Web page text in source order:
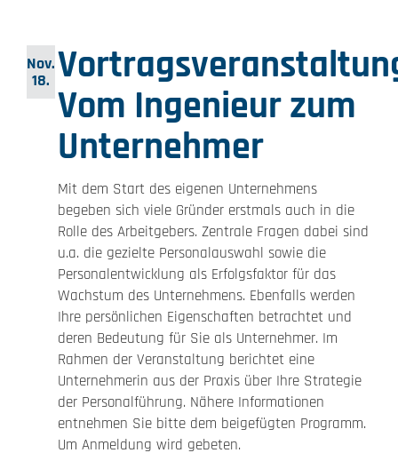
Nov.
18.
Vom Ingenieur zum
Unternehmer
Mit dem Start des eigenen Unternehmens
begeben sich viele Gründer erstmals auch in die
Rolle des Arbeitgebers. Zentrale Fragen dabei sind
u.a. die gezielte Personalauswahl sowie die
Personalentwicklung als Erfolgsfaktor für das
Wachstum des Unternehmens. Ebenfalls werden
Ihre persönlichen Eigenschaften betrachtet und
deren Bedeutung für Sie als Unternehmer. Im
Rahmen der Veranstaltung berichtet eine
Unternehmerin aus der Praxis über Ihre Strategie
der Personalführung. Nähere Informationen
entnehmen Sie bitte dem beigefügten Programm.
Um Anmeldung wird gebeten.